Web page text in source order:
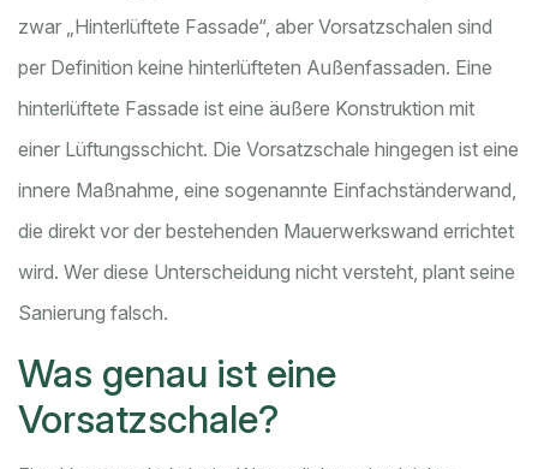
zwar „Hinterlüftete Fassade“, aber Vorsatzschalen sind
per Definition keine hinterlüfteten Außenfassaden. Eine
hinterlüftete Fassade ist eine äußere Konstruktion mit
einer Lüftungsschicht. Die Vorsatzschale hingegen ist eine
innere Maßnahme, eine sogenannte Einfachständerwand,
die direkt vor der bestehenden Mauerwerkswand errichtet
wird. Wer diese Unterscheidung nicht versteht, plant seine
Sanierung falsch.
Was genau ist eine
Vorsatzschale?